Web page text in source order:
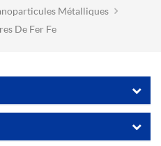
Métalliques
De Fer Fe